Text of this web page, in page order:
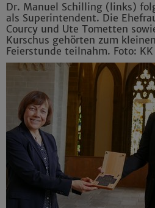
Dr. Manuel Schilling (links)
als Superintendent. Die
Courcy und Ute Tometten
Kurschus gehörten zum
Feierstunde teilnahm. Foto: